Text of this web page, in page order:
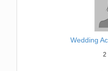
Wedding